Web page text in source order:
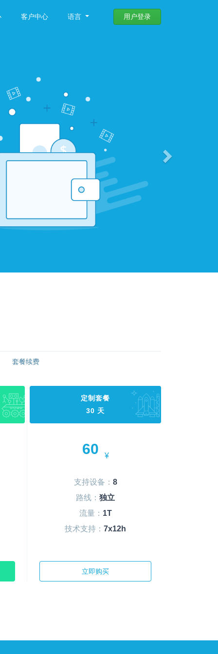
客户中心 语言 用户登录
套餐续费
定制套餐
30 天
60 ¥
支持设备： 8
路线： 独立
流量： 1T
技术支持： 7x12h
立即购买